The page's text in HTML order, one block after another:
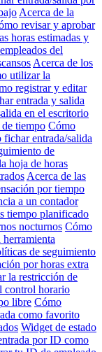
Acerca de la
revisar y aprobar
horas estimadas y
del
Acerca de los
utilizar la
registrar y editar
entrada y salida
en el escritorio
tiempo Cómo
fichar entrada/salida
de
hoja de horas
Acerca de las
por tiempo
a un contador
tiempo planificado
nocturnos Cómo
herramienta
de seguimiento
por horas extra
la restricción de
control horario
libre Cómo
como favorito
Widget de estado
por ID como